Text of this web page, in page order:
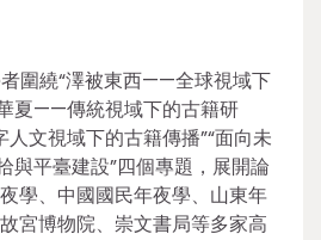
圍繞“澤被東西——全球視域下
夏——傳統視域下的古籍研
文視域下的古籍傳播”“面向未
平臺建設”四個專題，展開論
學、中國國民年夜學、山東年
宮博物院、崇文書局等多家高